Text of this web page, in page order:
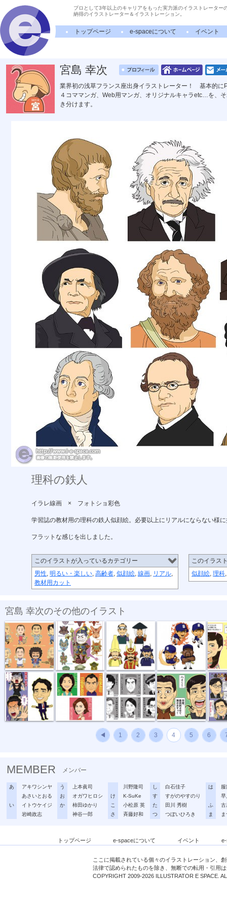
プロとして3年以上のキャリアをもった実力派のイラストレーター
納得のイラストレーター＆イラストレーション。
トップページ e-spaceについて イベント
宮島 幸次
業界初の浅草フランス座出身イラストレーター！ 基本的に
４コママンガ、Web用マンガ、オリジナルキャラetc…を、
き分けます。
理科の鉄人
イラレ線画 × フォトショ彩色
学習誌の教材用の理科の鉄人似顔絵。必要以上にリアルにならない様
フラットな感じを出しました。
このイラストが入っているカテゴリー
男性, 明るい・楽しい, 高齢者, 似顔絵, 線画, リアル,
教材用カット
このイラス
似顔絵, 理科
宮島 幸次のその他のイラスト
「寅ファミリ... 「十二神将・... 「スマホ武将...
「一発屋芸人... 黒木瞳 片岡... 前職芸能人（... 健康オタク芸... 馬主
◀ 1 2 3 4 5 6
MEMBER メンバー
あ
アキワシンヤ
あさいとおる
い
イトウケイジ
岩崎政志
う
上本眞司
お
オガワヒロシ
か
柿田ゆかり
神谷一郎
川野隆司
け
K-SuKe
こ
小松原 英
さ
斉藤好和
し
白石佳子
す
すがのやすのり
た
田川 秀樹
つ
つぼいひろき
は
早
ふ
古
ま
トップページ e-spaceについて イベント
ここに掲載されている個々のイラストレーション、
法律で認められたものを除き、無断での転用・引用
COPYRIGHT 2009-2026 ILLUSTRATOR E SPACE.